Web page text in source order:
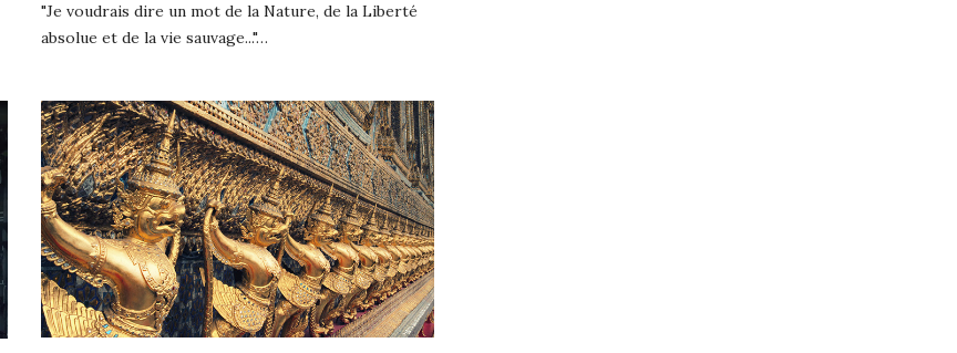
"Je voudrais dire un mot de la Nature, de la Liberté
absolue et de la vie sauvage..."…